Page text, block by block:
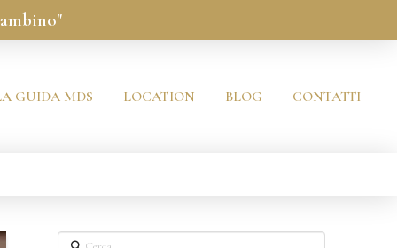
GUIDA MDS LOCATION BLOG CONTATTI
Cerca